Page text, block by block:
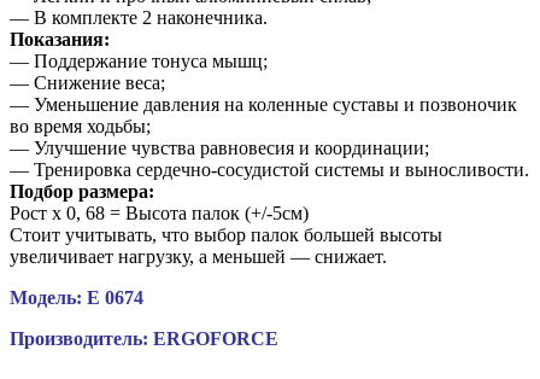
— В комплекте 2 наконечника.
Показания:
— Поддержание тонуса мышц;
— Снижение веса;
— Уменьшение давления на коленные суставы и позвоночик
во время ходьбы;
— Улучшение чувства равновесия и координации;
— Тренировка сердечно-сосудистой системы и выносливости.
Подбор размера:
Рост х 0, 68 = Высота палок (+/-5см)
Стоит учитывать, что выбор палок большей высоты
увеличивает нагрузку, а меньшей — снижает.
Модель: E 0674
Производитель: ERGOFORCE